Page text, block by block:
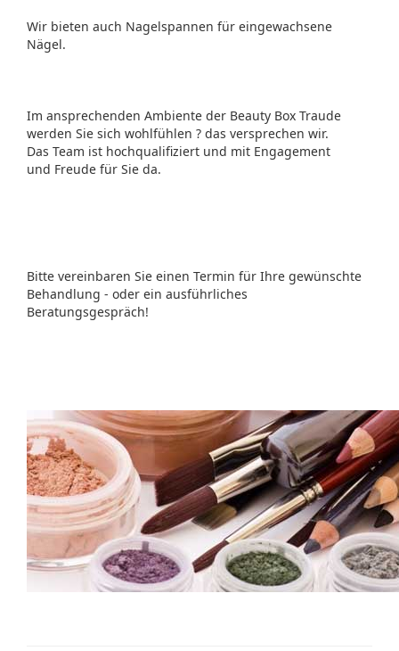
Wir bieten auch Nagelspannen für eingewachsene
Nägel.
Im ansprechenden Ambiente der Beauty Box Traude
werden Sie sich wohlfühlen ? das versprechen wir.
Das Team ist hochqualifiziert und mit Engagement
und Freude für Sie da.
Bitte vereinbaren Sie einen Termin für Ihre gewünschte
Behandlung - oder ein ausführliches
Beratungsgespräch!